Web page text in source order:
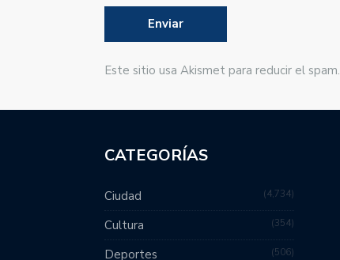
Este sitio usa Akismet para reducir el spam.
CATEGORÍAS
Ciudad 4,734
Cultura 354
Deportes 506